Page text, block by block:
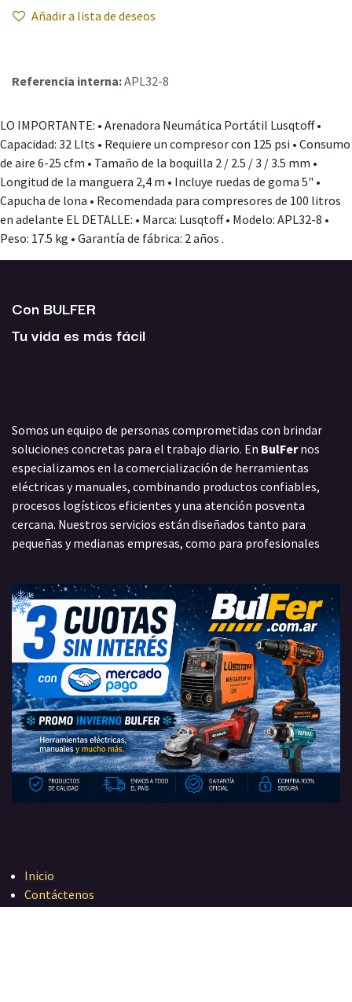
Añadir a lista de deseos
Referencia interna:APL32-8
LO IMPORTANTE: • Arenadora Neumática Portátil Lusqtoff •
Capacidad: 32 Llts • Requiere un compresor con 125 psi • Consumo
de aire 6-25 cfm • Tamaño de la boquilla 2 / 2.5 / 3 / 3.5 mm •
Longitud de la manguera 2,4 m • Incluye ruedas de goma 5" •
Capucha de lona • Recomendada para compresores de 100 litros
en adelante EL DETALLE: • Marca: Lusqtoff • Modelo: APL32-8 •
Peso: 17.5 kg • Garantía de fábrica: 2 años .
Con BULFER
Tu vida es más fácil
Somos un equipo de personas comprometidas con brindar
soluciones concretas para el trabajo diario. En BulFernos
especializamos en la comercialización de herramientas
eléctricas y manuales, combinando productos confiables,
procesos logísticos eficientes y una atención posventa
cercana. Nuestros servicios están diseñados tanto para
pequeñas y medianas empresas, como para profesionales
Inicio
Contáctenos